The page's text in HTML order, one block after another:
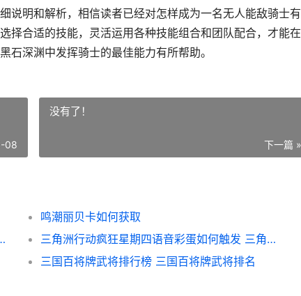
说明和解析，相信读者已经对怎样成为一名无人能敌骑士
择合适的技能，灵活运用各种技能组合和团队配合，才能
石深渊中发挥骑士的最佳能力有所帮助。
08
没有了！
下一篇 »
鸣潮丽贝卡如何获取
英雄杀吕姬技能介绍
三角洲行动疯狂星期四语音彩蛋如何触发 三角洲行动疯狂地带
三国百将牌武将排行榜 三国百将牌武将排名